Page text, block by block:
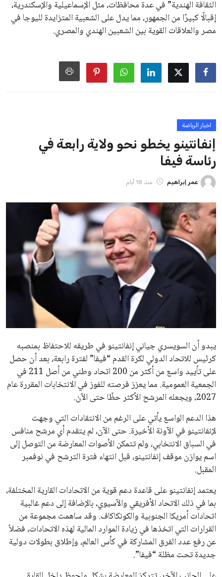
يمتلك فرصًا كبيرة للفوز بولاية جديدة، خصوصًا في ظل غياب
منافس قوي يتمتع بإجماع داخل الأسرة الكروية الدولية. هذا يعزز
من فرص استمراره في قيادة “فيفا” حتى عام 2031.
ايوا مصر
الاخبار الشائعة
إنفانتينو يخطو نحو ولاية رابعة في رئاسة فيفا
عمر إبراهيم
مستثمر هندي بريطاني يسعى لامتلاك حصة
عمر إبراهيم 22 يوليو 2026
تحقق من قهوتك المغشوشة 7 علامات تدل
على جودتها قبل أول رشفة
خالد فؤاد 18 يوليو 2026
القائمة البريدية
انضم إلى قائمة المشتركين لدينا لتحصل على أحدث الأخبار، التحديثات
والعروض الخاصة مباشرة في صندوق بريدك
اشتراك
جميع الحقوق محفوظة لموقعنا ايوا مصر